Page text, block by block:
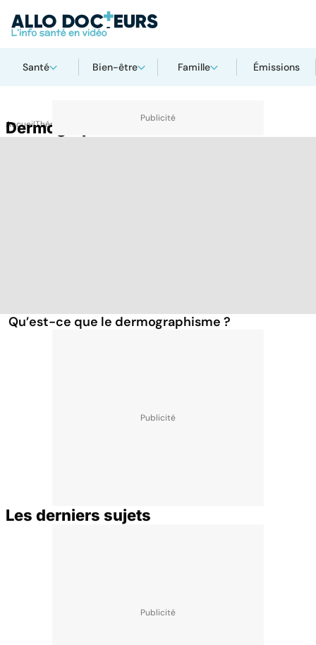
Santé Bien-être Famille Émissions
AccueilThématiques
Dermographisme
Qu’est-ce que le dermographisme ?
Les derniers sujets